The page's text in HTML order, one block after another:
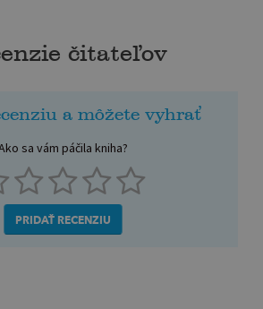
čitateľov
a môžete vyhrať
sa vám páčila kniha?
PRIDAŤ RECENZIU